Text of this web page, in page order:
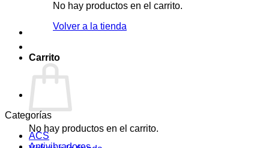
No hay productos en el carrito.
Volver a la tienda
Carrito
No hay productos en el carrito.
Categorías
ACS